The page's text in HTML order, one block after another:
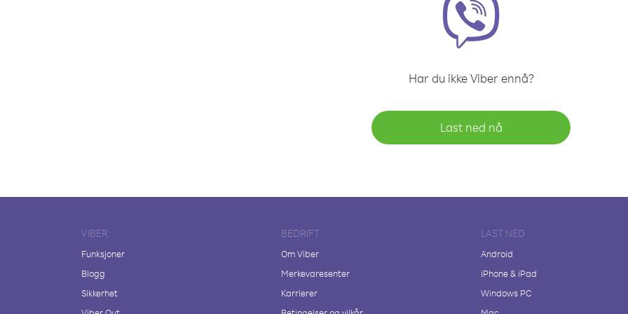
Har du ikke Viber ennå?
Last ned nå
VIBER
Funksjoner
Blogg
Sikkerhet
BEDRIFT
Om Viber
Merkevaresenter
Karrierer
LAST NED
Android
iPhone & iPad
Windows PC